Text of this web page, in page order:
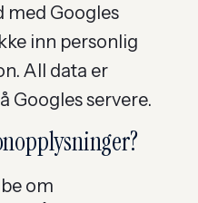
med Googles
inn personlig
All data er
Googles servere.
om